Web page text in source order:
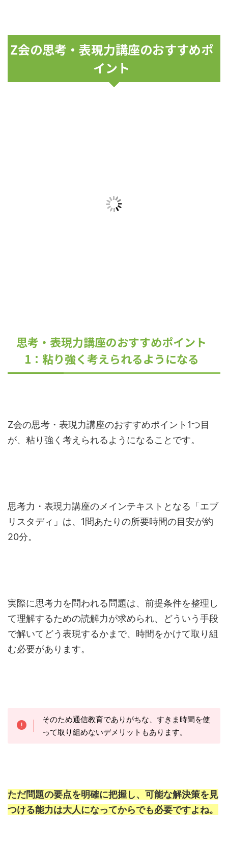
Z会の思考・表現力講座のおすすめポ
イント
思考・表現力講座のおすすめポイント
1：粘り強く考えられるようになる
Z会の思考・表現力講座のおすすめポイント1つ目
が、粘り強く考えられるようになることです。
思考力・表現力講座のメインテキストとなる「エブ
リスタディ」は、1問あたりの所要時間の目安が約
20分。
実際に思考力を問われる問題は、前提条件を整理し
て理解するための読解力が求められ、どういう手段
で解いてどう表現するかまで、時間をかけて取り組
む必要があります。
そのため通信教育でありがちな、すきま時間を使
って取り組めないデメリットもあります。
ただ問題の要点を明確に把握し、可能な解決策を見
つける能力は大人になってからでも必要ですよね。